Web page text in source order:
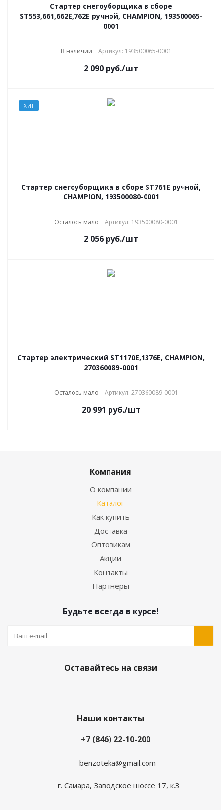
Стартер снегоуборщика в сборе
ST553,661,662Е,762E ручной, CHAMPION, 193500065-
0001
В наличии Артикул: 193500065-0001
2 090 руб./шт
ХИТ
Стартер снегоуборщика в сборе ST761E ручной,
CHAMPION, 193500080-0001
Осталось мало Артикул: 193500080-0001
2 056 руб./шт
Стартер электрический ST1170Е,1376E, CHAMPION,
270360089-0001
Осталось мало Артикул: 270360089-0001
20 991 руб./шт
Компания
О компании
Каталог
Как купить
Доставка
Оптовикам
Акции
Контакты
Партнеры
Будьте всегда в курсе!
Оставайтесь на связи
Наши контакты
+7 (846) 22-10-200
benzoteka@gmail.com
г. Самара, Заводское шоссе 17, к.3